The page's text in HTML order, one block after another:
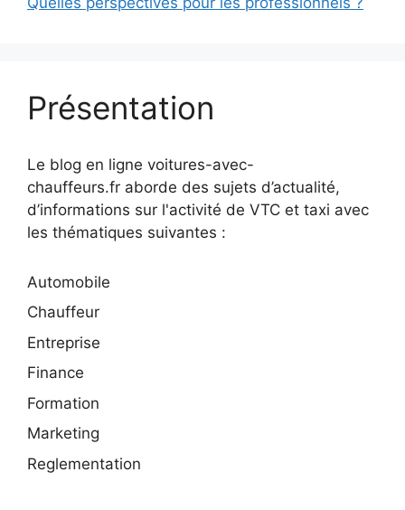
Présentation
Le blog en ligne voitures-avec-
chauffeurs.fr aborde des sujets d’actualité,
d’informations sur l'activité de VTC et taxi avec
les thématiques suivantes :
Automobile
Chauffeur
Entreprise
Finance
Formation
Marketing
Reglementation